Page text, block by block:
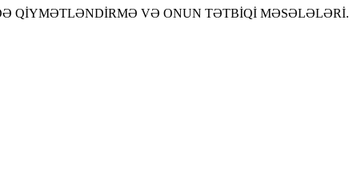
QİYMƏTLƏNDİRMƏ VƏ ONUN TƏTBİQİ MƏSƏLƏLƏRİ.